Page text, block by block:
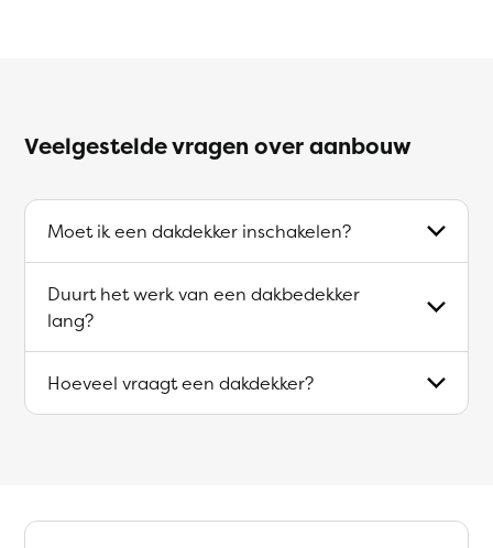
Veelgestelde vragen over aanbouw
Moet ik een dakdekker inschakelen?
Duurt het werk van een dakbedekker
lang?
Hoeveel vraagt een dakdekker?